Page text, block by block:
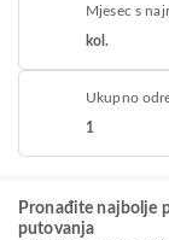
Mjesec s
kol.
Ukupno
1
Pronađite najbolje
putovanja